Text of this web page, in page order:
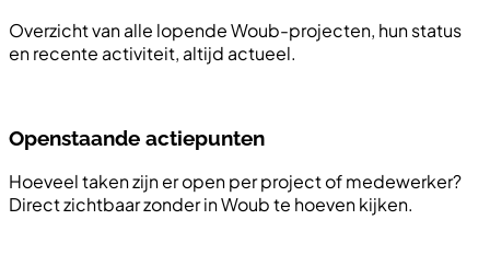
Overzicht van alle lopende Woub-projecten, hun status
en recente activiteit, altijd actueel.
Openstaande actiepunten
Hoeveel taken zijn er open per project of medewerker?
Direct zichtbaar zonder in Woub te hoeven kijken.